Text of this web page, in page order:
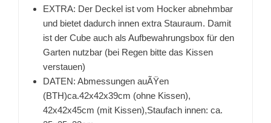
EXTRA: Der Deckel ist vom Hocker abnehmbar
und bietet dadurch innen extra Stauraum. Damit
ist der Cube auch als Aufbewahrungsbox für den
Garten nutzbar (bei Regen bitte das Kissen
verstauen)
DATEN: Abmessungen auÃŸen
(BTH)ca.42x42x39cm (ohne Kissen),
42x42x45cm (mit Kissen),Staufach innen: ca.